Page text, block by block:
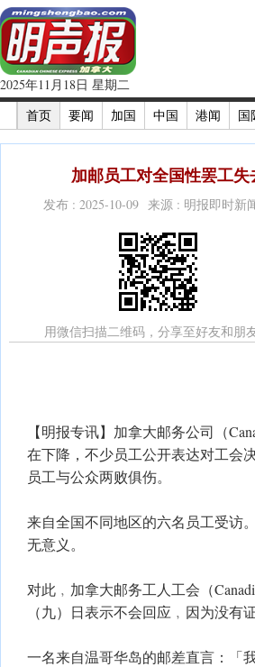
2025年11月18日 星期二
首页
要闻 加国 中国 港闻 国
加邮员工对全国性罢工
发布 : 2025-10-09 来源 : 明报即时新
用微信扫描二维码，分享至好友和朋
【明报专讯】加拿大邮务公司（
在下降，不少员工公开表达对工会
员工与公众两败俱伤。
来自全国不同地区的六名员工受访
无意义。
对此﹐加拿大邮务工人工会（
（九）日表示不会回应﹐因为没
一名来自温哥华岛的邮差直言：「